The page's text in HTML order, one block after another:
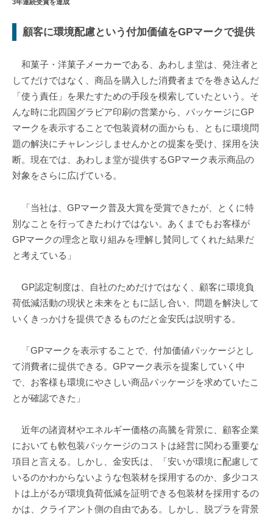
3年連続受賞を達成
顧客に環境配慮という付加価値をGPマークで提供
和菓子・洋菓子メーカーである、あわしま堂は、発注者と
してだけではなく、商品を購入した消費者までを巻き込んだ
「使う責任」を果たすための手段を模索していたという。そ
んな時に北四国グラビア印刷の営業から、パッケージにGP
マークを表示することで包装資材の面からも、ともに環境問
題の解決にチャレンジしませんかとの提案を受け、採用を決
断。現在では、あわしま堂が提供するGPマーク表示商品の
対象をさらに広げている。
「当社は、GPマーク普及大賞を受賞できたが、とくに特
別なことを行ってきたわけではない。あくまでもお客様が
GPマークの理念と取り組みを理解し賛同してくれた結果だ
と考えている」
GP認定制度は、自社のためだけではなく、顧客に環境負
荷低減活動の現状と未来をともに話し合い、問題を解決して
いくきっかけを提供できるものだと金安氏は説明する。
「GPマークを表示することで、付加価値パッケージとし
て消費者に提供できる。GPマーク表示を提案していく中
で、お客様も環境にやさしい商品パッケージを求めていたこ
とが確認できた」
近年の諸資材やエネルギー価格の高騰を背景に、顧客企業
においても軟包装パッケージのコストは経営に関わる重要な
項目と言える。しかし、金安氏は、「安いが環境に配慮して
いるのかわからないような包装材を採用するのか、多少コス
トは上がるが環境負荷低減を証明できる包装材を採用するの
かは、クライアント側の自由である。しかし、脱プラを背景